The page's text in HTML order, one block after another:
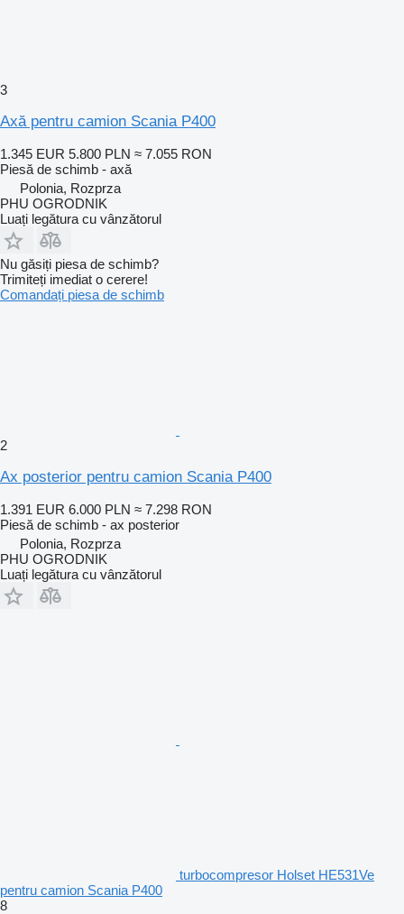
3
Axă pentru camion Scania P400
1.345 EUR 5.800 PLN ≈ 7.055 RON
Piesă de schimb - axă
Polonia, Rozprza
PHU OGRODNIK
Luați legătura cu vânzătorul
Nu găsiți piesa de schimb?
Trimiteți imediat o cerere!
Comandați piesa de schimb
2
Ax posterior pentru camion Scania P400
1.391 EUR 6.000 PLN ≈ 7.298 RON
Piesă de schimb - ax posterior
Polonia, Rozprza
PHU OGRODNIK
Luați legătura cu vânzătorul
turbocompresor Holset HE531Ve
pentru camion Scania P400
8